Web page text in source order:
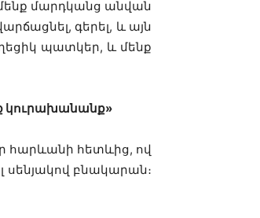
մենք մարդկանց անվան
գերել, և այն
պատկեր, և մենք
կուրախանանք»
հարևանի հետևից, ով
սենյակով բնակարան։